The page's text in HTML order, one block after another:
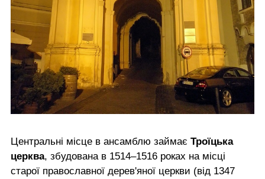
Центральні місце в ансамблю займає Троїцька
церква, збудована в 1514–1516 роках на місці
старої православної дерев'яної церкви (від 1347